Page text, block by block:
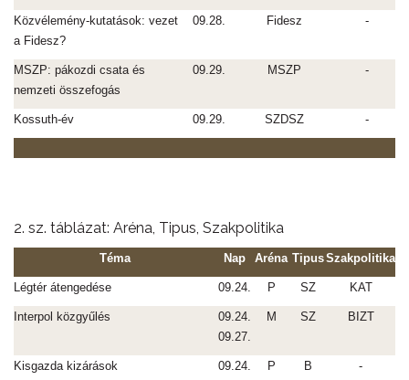
Közvélemény-kutatások: vezet
a Fidesz?
09.28. Fidesz -
MSZP: pákozdi csata és
nemzeti összefogás
09.29. MSZP -
Kossuth-év 09.29. SZDSZ -
2. sz. táblázat: Aréna, Tipus, Szakpolitika
Téma Nap Aréna TipusSzakpolitika
Légtér átengedése 09.24. P SZ KAT
Interpol közgyűlés
09.24.
09.27.
M SZ BIZT
Kisgazda kizárások 09.24. P B -